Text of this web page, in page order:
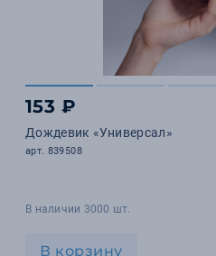
153 ₽
Дождевик «Универсал»
арт. 839508
В наличии 3000 шт.
В корзину